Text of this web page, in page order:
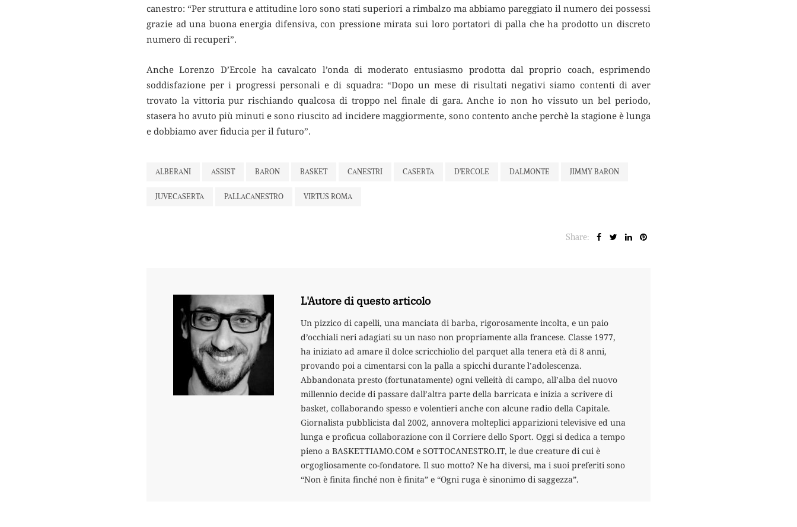
canestro: “Per struttura e attitudine loro sono stati superiori a rimbalzo ma abbiamo pareggiato il numero dei possessi
grazie ad una buona energia difensiva, con pressione mirata sui loro portatori di palla che ha prodotto un discreto
numero di recuperi”.
Anche Lorenzo D’Ercole ha cavalcato l’onda di moderato entusiasmo prodotta dal proprio coach, esprimendo
soddisfazione per i progressi personali e di squadra: “Dopo un mese di risultati negativi siamo contenti di aver
trovato la vittoria pur rischiando qualcosa di troppo nel finale di gara. Anche io non ho vissuto un bel periodo,
stasera ho avuto più minuti e sono riuscito ad incidere maggiormente, sono contento anche perchè la stagione è lunga
e dobbiamo aver fiducia per il futuro”.
ALBERANI ASSIST BARON BASKET CANESTRI CASERTA D'ERCOLE DALMONTE JIMMY BARON
JUVECASERTA PALLACANESTRO VIRTUS ROMA
Share:
L'Autore di questo articolo
Un pizzico di capelli, una manciata di barba, rigorosamente incolta, e un paio
d’occhiali neri adagiati su un naso non propriamente alla francese. Classe 1977,
ha iniziato ad amare il dolce scricchiolio del parquet alla tenera età di 8 anni,
provando poi a cimentarsi con la palla a spicchi durante l’adolescenza.
Abbandonata presto (fortunatamente) ogni velleità di campo, all’alba del nuovo
millennio decide di passare dall’altra parte della barricata e inizia a scrivere di
basket, collaborando spesso e volentieri anche con alcune radio della Capitale.
Giornalista pubblicista dal 2002, annovera molteplici apparizioni televisive ed una
lunga e proficua collaborazione con il Corriere dello Sport. Oggi si dedica a tempo
pieno a BASKETTIAMO.COM e SOTTOCANESTRO.IT, le due creature di cui è
orgogliosamente co-fondatore. Il suo motto? Ne ha diversi, ma i suoi preferiti sono
“Non è finita finché non è finita” e “Ogni ruga è sinonimo di saggezza”.